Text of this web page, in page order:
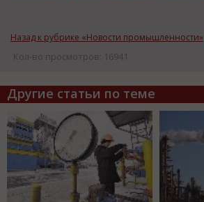
Назад к рубрике «Новости промышленности»
Кол-во просмотров: 16941
Другие статьи по теме